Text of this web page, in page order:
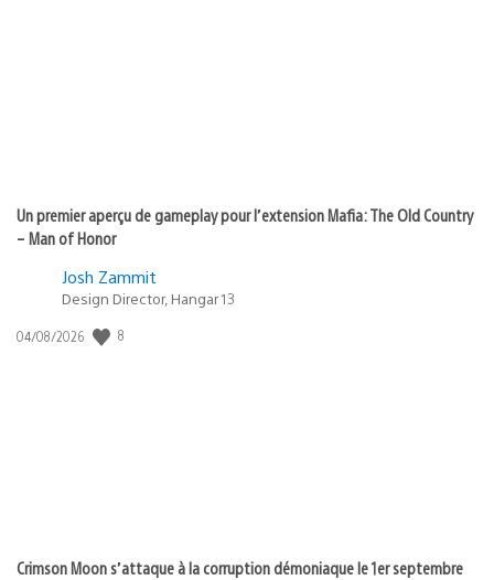
Un premier aperçu de gameplay pour l’extension Mafia: The Old Country
– Man of Honor
Josh Zammit
Design Director, Hangar 13
Date
04/08/2026 8
Crimson Moon s’attaque à la corruption démoniaque le 1er septembre